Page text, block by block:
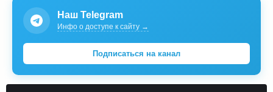
Наш Telegram
Инфо о доступе к сайту →
Подписаться на канал